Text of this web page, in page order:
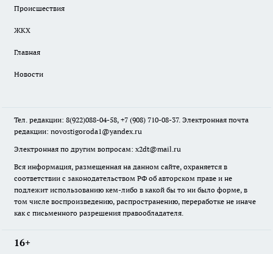
Происшествия
ЖКХ
Главная
Новости
Тел. редакции: 8(922)088-04-58, +7 (908) 710-08-37. Электронная почта
редакции: novostigoroda1@yandex.ru
Электронная по другим вопросам: x2dt@mail.ru
Вся информация, размещенная на данном сайте, охраняется в
соответствии с законодательством РФ об авторском праве и не
подлежит использованию кем-либо в какой бы то ни было форме, в
том числе воспроизведению, распространению, переработке не иначе
как с письменного разрешения правообладателя.
16+